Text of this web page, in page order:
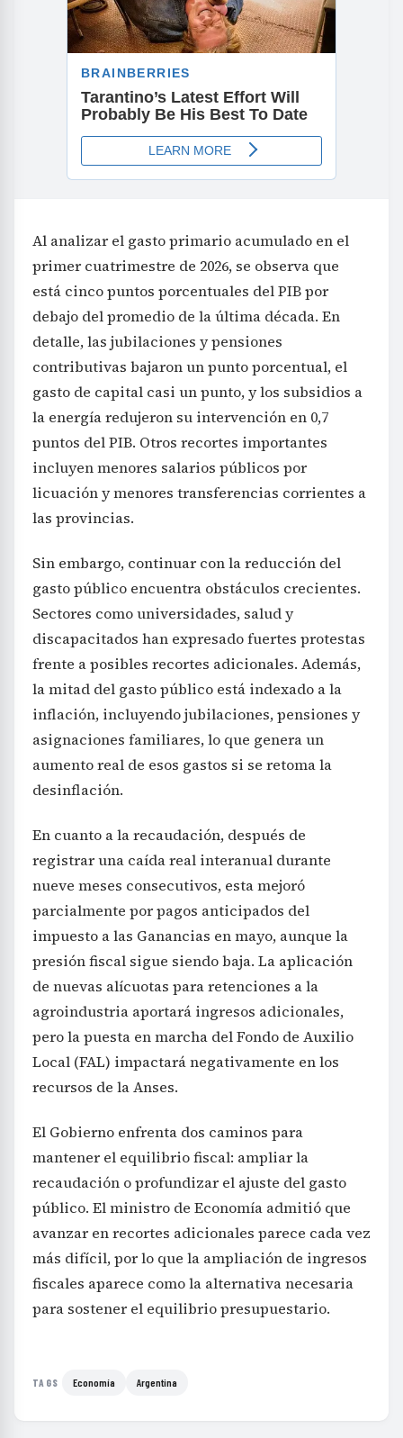
Al analizar el gasto primario acumulado en el
primer cuatrimestre de 2026, se observa que
está cinco puntos porcentuales del PIB por
debajo del promedio de la última década. En
detalle, las jubilaciones y pensiones
contributivas bajaron un punto porcentual, el
gasto de capital casi un punto, y los subsidios a
la energía redujeron su intervención en 0,7
puntos del PIB. Otros recortes importantes
incluyen menores salarios públicos por
licuación y menores transferencias corrientes a
las provincias.
Sin embargo, continuar con la reducción del
gasto público encuentra obstáculos crecientes.
Sectores como universidades, salud y
discapacitados han expresado fuertes protestas
frente a posibles recortes adicionales. Además,
la mitad del gasto público está indexado a la
inflación, incluyendo jubilaciones, pensiones y
asignaciones familiares, lo que genera un
aumento real de esos gastos si se retoma la
desinflación.
En cuanto a la recaudación, después de
registrar una caída real interanual durante
nueve meses consecutivos, esta mejoró
parcialmente por pagos anticipados del
impuesto a las Ganancias en mayo, aunque la
presión fiscal sigue siendo baja. La aplicación
de nuevas alícuotas para retenciones a la
agroindustria aportará ingresos adicionales,
pero la puesta en marcha del Fondo de Auxilio
Local (FAL) impactará negativamente en los
recursos de la Anses.
El Gobierno enfrenta dos caminos para
mantener el equilibrio fiscal: ampliar la
recaudación o profundizar el ajuste del gasto
público. El ministro de Economía admitió que
avanzar en recortes adicionales parece cada vez
más difícil, por lo que la ampliación de ingresos
fiscales aparece como la alternativa necesaria
para sostener el equilibrio presupuestario.
TAGS Economía Argentina